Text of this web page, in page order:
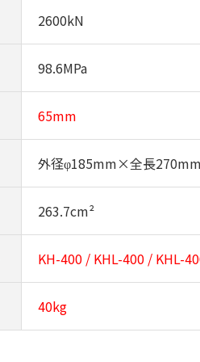
2600kN
98.6MPa
65mm
外径φ185mm×全長270mm
263.7cm²
KH-400 / KHL-400 / KHL-
40kg